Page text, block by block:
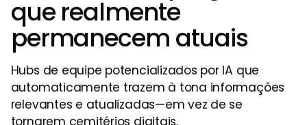
que realmente
permanecem atuais
Hubs de equipe potencializados por IA que
automaticamente trazem à tona informações
relevantes e atualizadas—em vez de se
tornarem cemitérios digitais.